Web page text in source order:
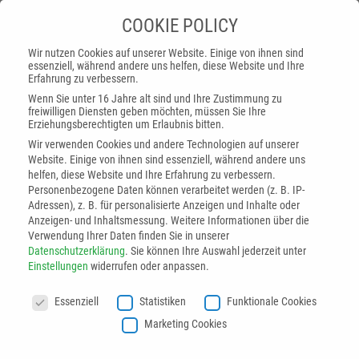
Silberner Award für
innovative Technologien
Startseite»Silberner Award für innovative
Technologien
Der Oberflächentechnik-Preis »DIE OBERFLÄCHE« prämiert
die innovativsten Technologien und Anwendungen aus allen
einer feierlichen Verleihung vom Fraunhofer Institut IPA am
21.06.2022 überreicht. Aus über 20 Bewerbern wurde die
COOKIE POLICY
Wir nutzen Cookies auf unserer Website. Einige von ihnen sind
essenziell, während andere uns helfen, diese Website und Ihre
Erfahrung zu verbessern.
Wenn Sie unter 16 Jahre alt sind und Ihre Zustimmung zu
freiwilligen Diensten geben möchten, müssen Sie Ihre
Erziehungsberechtigten um Erlaubnis bitten.
Wir verwenden Cookies und andere Technologien auf unserer
Website. Einige von ihnen sind essenziell, während andere uns
helfen, diese Website und Ihre Erfahrung zu verbessern.
Personenbezogene Daten können verarbeitet werden (z. B. IP-
Adressen), z. B. für personalisierte Anzeigen und Inhalte oder
Anzeigen- und Inhaltsmessung. Weitere Informationen über die
Verwendung Ihrer Daten finden Sie in unserer
Datenschutzerklärung. Sie können Ihre Auswahl jederzeit unter
Einstellungen widerrufen oder anpassen.
Essenziell
Statistiken
Funktionale Cookies
Marketing Cookies